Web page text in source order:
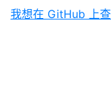
我想在 GitHub 上